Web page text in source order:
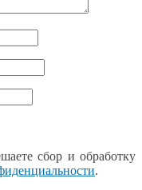
сбор и обработку
.